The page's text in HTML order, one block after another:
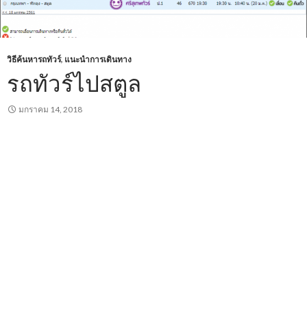
วิธีค้นหารถทัวร์, แนะนำการเดินทาง
รถทัวร์ไปสตูล
มกราคม 14, 2018